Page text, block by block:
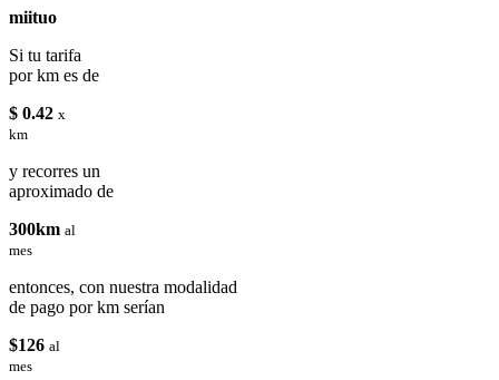
miituo
Si tu tarifa
por km es de
$ 0.42 x
km
y recorres un
aproximado de
300km al
mes
entonces, con nuestra modalidad
de pago por km serían
$126 al
mes